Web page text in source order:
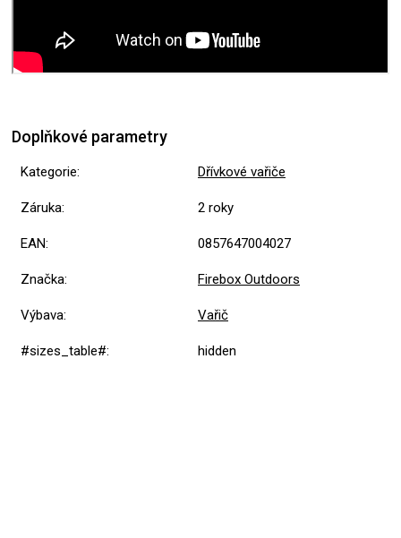
Doplňkové parametry
Kategorie: Dřívkové vařiče
Záruka: 2 roky
EAN: 0857647004027
Značka: Firebox Outdoors
Výbava: Vařič
#sizes_table#: hidden